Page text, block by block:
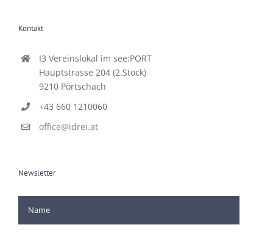
Kontakt
I3 Vereinslokal im see:PORT
Hauptstrasse 204 (2.Stock)
9210 Pörtschach
+43 660 1210060
office@idrei.at
Newsletter